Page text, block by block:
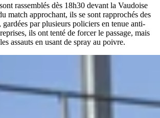
rassemblés dès 18h30 devant la Vaudoise
match approchant, ils se sont rapprochés des
gardées par plusieurs policiers en tenue anti-
ils ont tenté de forcer le passage, mais
assauts en usant de spray au poivre.